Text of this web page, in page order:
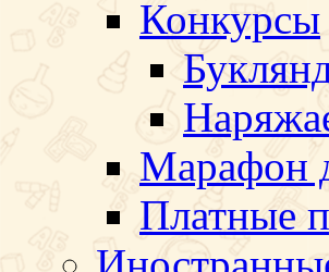
Конкурсы
Марафон
Платные